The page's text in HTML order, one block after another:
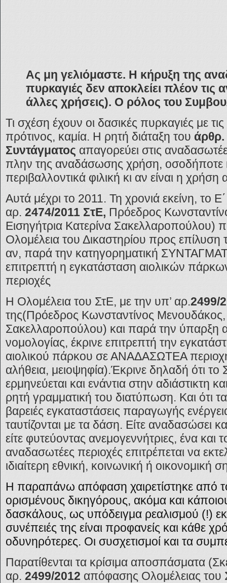
Ας μη γελιόμαστε. Η κήρυξη της
πυρκαγιές δεν αποκλείει πλέον τις
άλλες χρήσεις). Ο ρόλος του
Τι σχέση έχουν οι δασικές πυρκαγιές με
πρότινος, καμία. Η ρητή διάταξη του
Συντάγματος απαγορεύει στις
πλην της αναδάσωσης χρήση, οσοδήποτε
περιβαλλοντικά φιλική κι αν είναι η χρήση
Αυτά μέχρι το 2011. Τη χρονιά εκείνη, το
αρ. 2474/2011 ΣτΕ, Πρόεδρος
Εισηγήτρια Κατερίνα Σακελλαροπούλου)
Ολομέλεια του Δικαστηρίου προς
αν, παρά την κατηγορηματική
επιτρεπτή η εγκατάσταση αιολικών
περιοχές
Η Ολομέλεια του ΣτΕ, με την υπ’ αρ.2499/
της(Πρόεδρος Κωνσταντίνος Μενουδάκος,
Σακελλαροπούλου) και παρά την ύπαρξη
νομολογίας, έκρινε επιτρεπτή την
αιολικού πάρκου σε ΑΝΑΔΑΣΩΤΕΑ περιοχή
αλήθεια, μειοψηφία).Έκρινε δηλαδή ότι
ερμηνεύεται και ενάντια στην αδιάστικτη
ρητή γραμματική του διατύπωση. Και ότι
βαρειές εγκαταστάσεις παραγωγής
ταυτίζονται με τα δάση. Είτε αναδασώσει
είτε φυτεύοντας ανεμογεννήτριες, ένα και
αναδασωτέες περιοχές επιτρέπεται να
ιδιαίτερη εθνική, κοινωνική ή οικονομική
Η παραπάνω απόφαση χαιρετίστηκε από
ορισμένους δικηγόρους, ακόμα και
δασκάλους, ως υπόδειγμα ρεαλισμού (!)
συνέπειές της είναι προφανείς και κάθε
οδυνηρότερες. Οι συσχετισμοί και τα
Παρατίθενται τα κρίσιμα αποσπάσματα
αρ. 2499/2012 απόφασης Ολομέλειας του